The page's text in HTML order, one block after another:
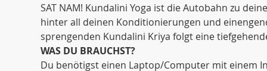
SAT NAM! Kundalini Yoga ist die Autobahn zu
hinter all deinen Konditionierungen und
sprengenden Kundalini Kriya folgt eine
WAS DU BRAUCHST?
Du benötigst einen Laptop/Computer mit einem